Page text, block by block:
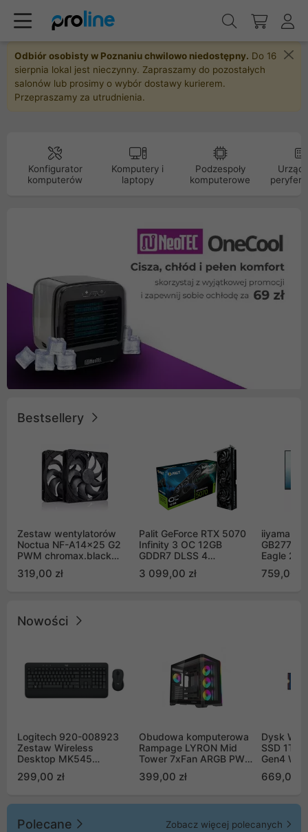
Odbiór osobisty w Poznaniu chwilowo niedostępny. Do 16
sierpnia lokal jest nieczynny. Zapraszamy do pozostałych
salonów lub prosimy o wybór dostawy kurierem.
Przepraszamy za utrudnienia.
Konfigurator
komputerów
Komputery i
laptopy
Podzespoły
komputerowe
Bestsellery
Zestaw wentylatorów
Noctua NF-A14x25 G2
PWM chromax.black
Push Pull (2szt)
319,00 zł
Palit GeForce RTX 5070
Infinity 3 OC 12GB
GDDR7 DLSS 4
GB2050S)
3 099,00 zł
iiyama G-
Eagle 27"
759,00 zł
Nowości
Logitech 920-008923
Zestaw Wireless
Desktop MK545
299,00 zł
Obudowa komputerowa
Rampage LYRON Mid
Tower 7xFan ARGB PWM
399,00 zł
Dysk WD
SSD 1TB
Gen4
669,00
Polecane Zobacz więcej polecanych